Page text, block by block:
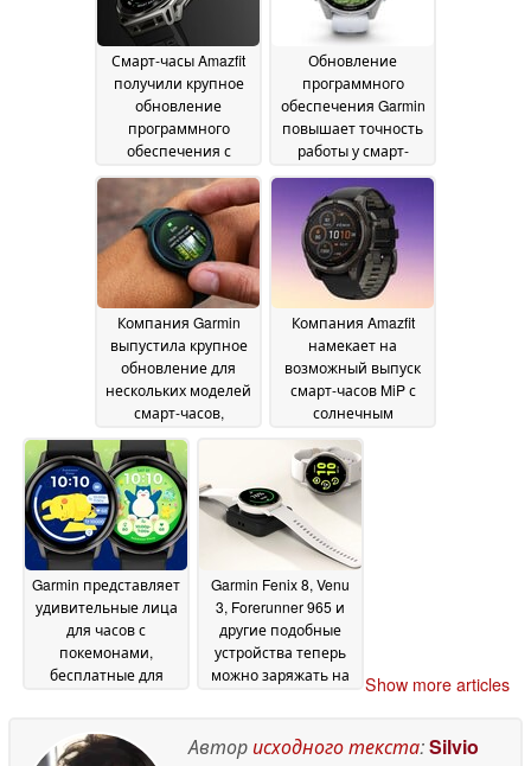
Смарт-часы Amazfit
получили крупное
обновление
программного
обеспечения с
функциями04 July 2026
Обновление
программного
обеспечения Garmin
повышает точность
работы у смарт-
класса03 July 2026
Компания Garmin
выпустила крупное
обновление для
нескольких моделей
смарт-часов,
десятки новых
функций и
улучшений
02 July 2026
Компания Amazfit
намекает на
возможный выпуск
смарт-часов MiP с
солнечным
Garmin представляет
удивительные лица
для часов с
покемонами,
бесплатные для
Forerunner 97014 March
Garmin Fenix 8, Venu
3, Forerunner 965 и
другие подобные
устройства теперь
можно заряжать на
January 2026
Show more articles
Авторисходного текста:Silvio